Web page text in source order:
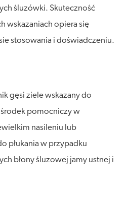
śluzówki. Skuteczność
wskazaniach opiera się
stosowania i doświadczeniu.
gęsi ziele wskazany do
pomocniczy w
nasileniu lub
płukania w przypadku
błony śluzowej jamy ustnej i